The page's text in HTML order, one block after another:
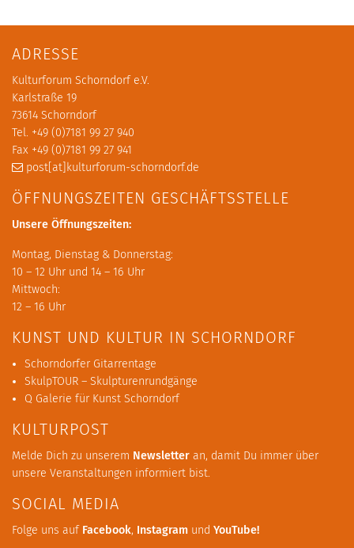
ADRESSE
Kulturforum Schorndorf e.V.
Karlstraße 19
73614 Schorndorf
Tel. +49 (0)7181 99 27 940
Fax +49 (0)7181 99 27 941
post[at]kulturforum-schorndorf.de
ÖFFNUNGSZEITEN GESCHÄFTSSTELLE
Unsere Öffnungszeiten:
Montag, Dienstag & Donnerstag:
10 – 12 Uhr und 14 – 16 Uhr
Mittwoch:
12 – 16 Uhr
KUNST UND KULTUR IN SCHORNDORF
Schorndorfer Gitarrentage
SkulpTOUR – Skulpturenrundgänge
Q Galerie für Kunst Schorndorf
KULTURPOST
Melde Dich zu unserem Newsletter an, damit Du immer über
unsere Veranstaltungen informiert bist.
SOCIAL MEDIA
Folge uns auf Facebook, Instagram und YouTube!